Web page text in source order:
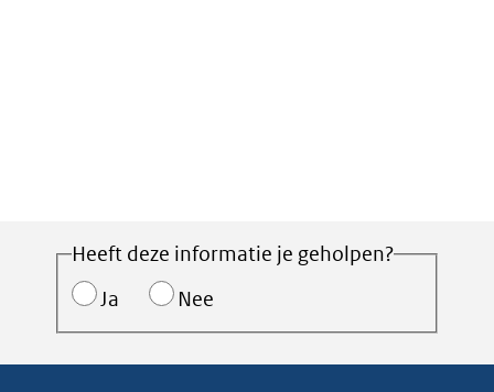
Heeft deze informatie je geholpen?
Ja
Nee